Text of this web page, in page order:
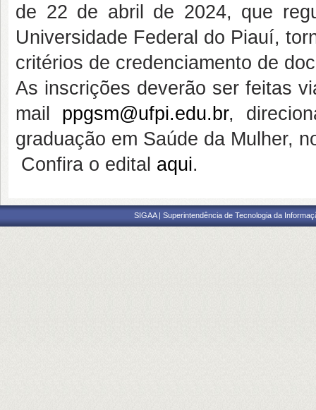
de 22 de abril de 2024, que
Universidade Federal do Piauí,
critérios de credenciamento de
As inscrições deverão ser feitas
mail ppgsm@ufpi.edu.br,
graduação em Saúde da Mulher,
Confira o edital aqui.
SIGAA | Superintendência de Tecnologia da